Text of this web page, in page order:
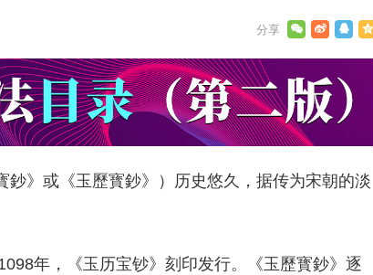
》或《玉歷寳鈔》）历史悠久，据传为宋朝的淡
年，《玉历宝钞》刻印发行。《玉歷寳鈔》逐